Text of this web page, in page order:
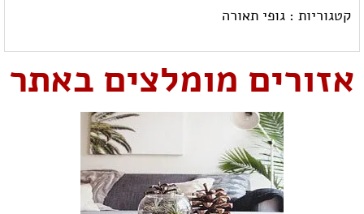
קטגוריות : גופי תאורה
אזורים מומלצים באתר